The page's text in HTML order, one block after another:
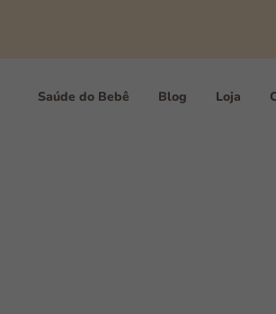
Saúde do Bebê Blog Loja